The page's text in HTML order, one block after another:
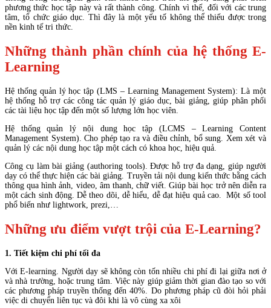
phương thức học tập này và rất thành công. Chính vì thế, đối với các trung
tâm, tổ chức giáo dục. Thì đây là một yếu tố không thể thiếu được trong
nền kinh tế tri thức.
Những thành phần chính của hệ thống E-
Learning
Hệ thống quản lý học tập (LMS – Learning Management System): Là một
hệ thống hỗ trợ các công tác quản lý giáo dục, bài giảng, giúp phân phối
các tài liệu học tập đến một số lượng lớn học viên.
Hệ thống quản lý nội dung học tập (LCMS – Learning Content
Management System). Cho phép tạo ra và điều chỉnh, bổ sung. Xem xét và
quản lý các nội dung học tập một cách có khoa học, hiệu quả.
Công cụ làm bài giảng (authoring tools). Được hỗ trợ đa dạng, giúp người
dạy có thể thực hiện các bài giảng. Truyền tải nội dung kiến thức bằng cách
thông qua hình ảnh, video, âm thanh, chữ viết. Giúp bài học trở nên diễn ra
một cách sinh động. Dễ theo dõi, dễ hiểu, dễ đạt hiệu quả cao. Một số tool
phổ biến như lightwork, prezi,…
Những ưu điểm vượt trội của E-Learning?
1. Tiết kiệm chi phí tối đa
Với E-learning. Người dạy sẽ không còn tốn nhiều chi phí đi lại giữa nơi ở
và nhà trường, hoặc trung tâm. Việc này giúp giảm thời gian đào tạo so với
các phương pháp truyền thống đến 40%. Do phương pháp cũ đòi hỏi phải
việc di chuyển liên tục và đôi khi là vô cùng xa xôi